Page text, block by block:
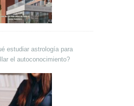
estudiar astrología para
el autoconocimiento?